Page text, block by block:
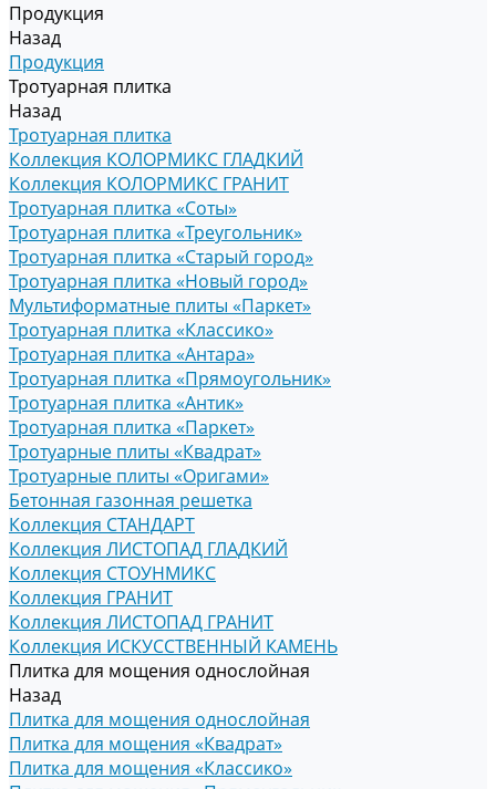
Продукция
Назад
Продукция
Тротуарная плитка
Назад
Тротуарная плитка
Коллекция КОЛОРМИКС ГЛАДКИЙ
Коллекция КОЛОРМИКС ГРАНИТ
Тротуарная плитка «Соты»
Тротуарная плитка «Треугольник»
Тротуарная плитка «Старый город»
Тротуарная плитка «Новый город»
Мультиформатные плиты «Паркет»
Тротуарная плитка «Классико»
Тротуарная плитка «Антара»
Тротуарная плитка «Прямоугольник»
Тротуарная плитка «Антик»
Тротуарная плитка «Паркет»
Тротуарные плиты «Квадрат»
Тротуарные плиты «Оригами»
Бетонная газонная решетка
Коллекция СТАНДАРТ
Коллекция ЛИСТОПАД ГЛАДКИЙ
Коллекция СТОУНМИКС
Коллекция ГРАНИТ
Коллекция ЛИСТОПАД ГРАНИТ
Коллекция ИСКУССТВЕННЫЙ КАМЕНЬ
Плитка для мощения однослойная
Назад
Плитка для мощения однослойная
Плитка для мощения «Квадрат»
Плитка для мощения «Классико»